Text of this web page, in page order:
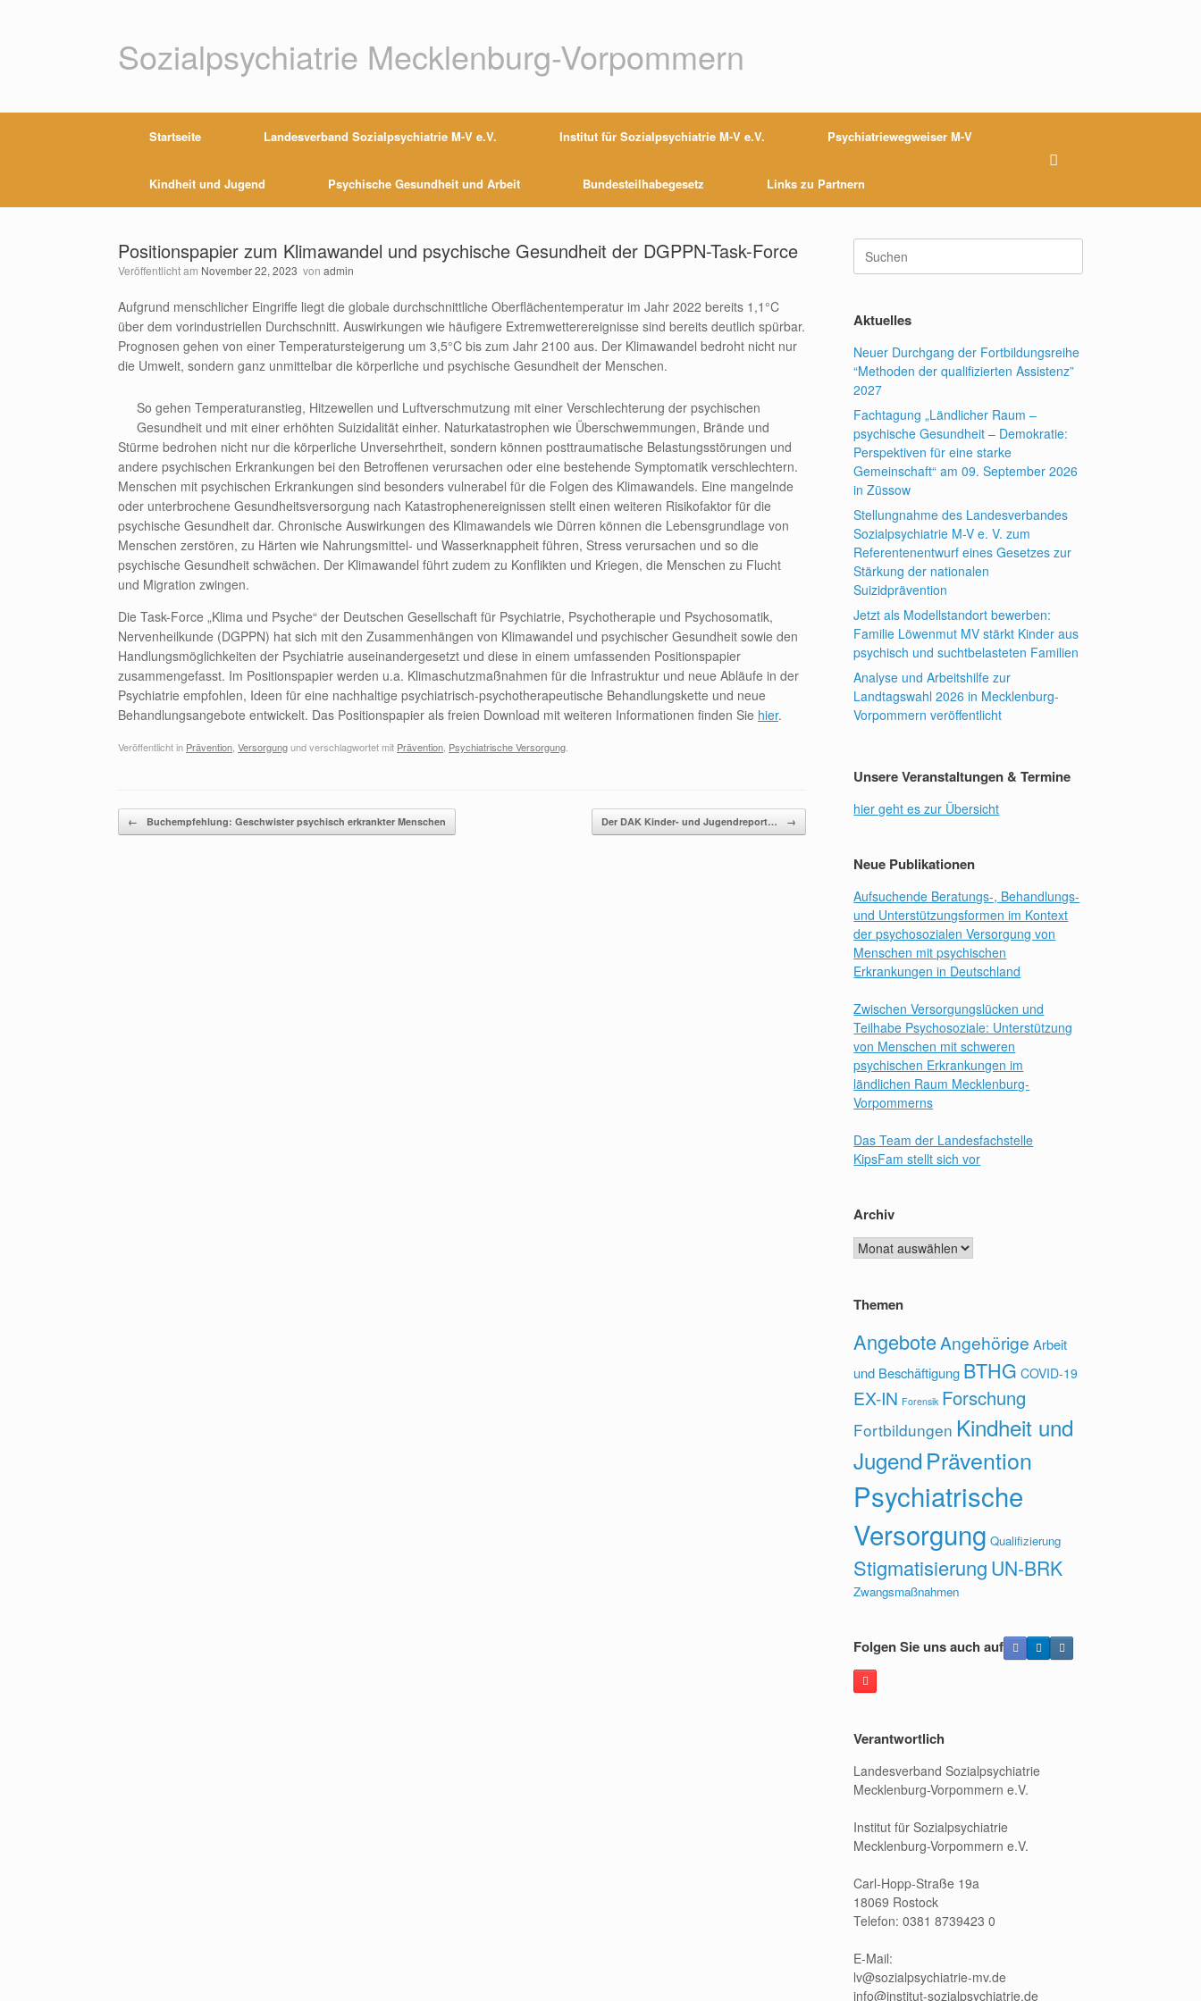
Sozialpsychiatrie Mecklenburg-Vorpommern
Startseite Landesverband Sozialpsychiatrie M-V e.V. Institut für Sozialpsychiatrie M-V e.V. Psychiatriewegweiser M-V
Kindheit und Jugend Psychische Gesundheit und Arbeit Bundesteilhabegesetz Links zu Partnern
Positionspapier zum Klimawandel und psychische Gesundheit der DGPPN-Task-Force
Veröffentlicht am November 22, 2023 von admin
Aufgrund menschlicher Eingriffe liegt die globale durchschnittliche Oberflächentemperatur im Jahr 2022 bereits 1,1°C
über dem vorindustriellen Durchschnitt. Auswirkungen wie häufigere Extremwetterereignisse sind bereits deutlich spürbar.
Prognosen gehen von einer Temperatursteigerung um 3,5°C bis zum Jahr 2100 aus. Der Klimawandel bedroht nicht nur
die Umwelt, sondern ganz unmittelbar die körperliche und psychische Gesundheit der Menschen.
So gehen Temperaturanstieg, Hitzewellen und Luftverschmutzung mit einer Verschlechterung der psychischen
Gesundheit und mit einer erhöhten Suizidalität einher. Naturkatastrophen wie Überschwemmungen, Brände und
Stürme bedrohen nicht nur die körperliche Unversehrtheit, sondern können posttraumatische Belastungsstörungen und
andere psychischen Erkrankungen bei den Betroffenen verursachen oder eine bestehende Symptomatik verschlechtern.
Menschen mit psychischen Erkrankungen sind besonders vulnerabel für die Folgen des Klimawandels. Eine mangelnde
oder unterbrochene Gesundheitsversorgung nach Katastrophenereignissen stellt einen weiteren Risikofaktor für die
psychische Gesundheit dar. Chronische Auswirkungen des Klimawandels wie Dürren können die Lebensgrundlage von
Menschen zerstören, zu Härten wie Nahrungsmittel- und Wasserknappheit führen, Stress verursachen und so die
psychische Gesundheit schwächen. Der Klimawandel führt zudem zu Konflikten und Kriegen, die Menschen zu Flucht
und Migration zwingen.
Die Task-Force „Klima und Psyche“ der Deutschen Gesellschaft für Psychiatrie, Psychotherapie und Psychosomatik,
Nervenheilkunde (DGPPN) hat sich mit den Zusammenhängen von Klimawandel und psychischer Gesundheit sowie den
Handlungsmöglichkeiten der Psychiatrie auseinandergesetzt und diese in einem umfassenden Positionspapier
zusammengefasst. Im Positionspapier werden u.a. Klimaschutzmaßnahmen für die Infrastruktur und neue Abläufe in der
Psychiatrie empfohlen, Ideen für eine nachhaltige psychiatrisch-psychotherapeutische Behandlungskette und neue
Behandlungsangebote entwickelt. Das Positionspapier als freien Download mit weiteren Informationen finden Sie hier.
Veröffentlicht in Prävention Versorgungund verschlagwortet mit Prävention Psychiatrische Versorgung
Beitragsnavigation
← Buchempfehlung: Geschwister psychisch erkrankter Menschen Der DAK Kinder- und Jugendreport… →
nach:
Aktuelles
Neuer Durchgang der Fortbildungsreihe
“Methoden der qualifizierten Assistenz”
2027
Fachtagung „Ländlicher Raum –
psychische Gesundheit – Demokratie:
Perspektiven für eine starke
Gemeinschaft“ am 09. September 2026
in Züssow
Stellungnahme des Landesverbandes
Sozialpsychiatrie M-V e. V. zum
Referentenentwurf eines Gesetzes zur
Stärkung der nationalen
Suizidprävention
Jetzt als Modellstandort bewerben:
Familie Löwenmut MV stärkt Kinder aus
psychisch und suchtbelasteten Familien
Analyse und Arbeitshilfe zur
Landtagswahl 2026 in Mecklenburg-
Vorpommern veröffentlicht
Unsere Veranstaltungen & Termine
hier geht es zur Übersicht
Neue Publikationen
Aufsuchende Beratungs-, Behandlungs-
und Unterstützungsformen im Kontext
der psychosozialen Versorgung von
Menschen mit psychischen
Erkrankungen in Deutschland
Zwischen Versorgungslücken und
Teilhabe Psychosoziale: Unterstützung
von Menschen mit schweren
psychischen Erkrankungen im
ländlichen Raum Mecklenburg-
Vorpommerns
Das Team der Landesfachstelle
KipsFam stellt sich vor
Archiv
Archiv
Themen
AngeboteAngehörige Arbeit
und Beschäftigung BTHG COVID-19
EX-IN Forensik Forschung
Fortbildungen Kindheit und
Jugend Prävention
Psychiatrische
Versorgung Qualifizierung
Stigmatisierung UN-BRK
Zwangsmaßnahmen
Folgen Sie uns auch auf
Verantwortlich
Landesverband Sozialpsychiatrie
Mecklenburg-Vorpommern e.V.
Institut für Sozialpsychiatrie
Mecklenburg-Vorpommern e.V.
Carl-Hopp-Straße 19a
18069 Rostock
Telefon: 0381 8739423 0
E-Mail:
lv@sozialpsychiatrie-mv.de
info@institut-sozialpsychiatrie.de